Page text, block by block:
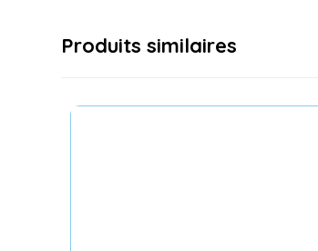
Produits similaires